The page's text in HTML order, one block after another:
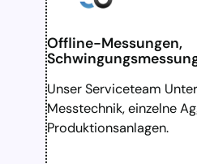
Offline-Messungen,
Unser Serviceteam
Messtechnik, einzelne
Produktionsanlagen.